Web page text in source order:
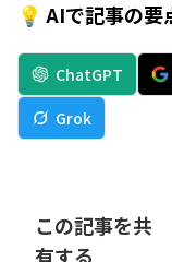
💡 AIで記事の要
ChatGPT
Grok
この記事を共
有する